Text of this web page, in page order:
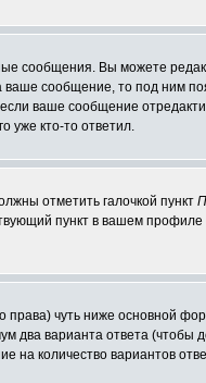
сообщения. Вы можете
сообщение, то под ним
ваше сообщение
уже кто-то ответил.
отметить галочкой пункт
пункт в вашем
права) чуть ниже основной
два варианта ответа (чтобы
на количество вариантов